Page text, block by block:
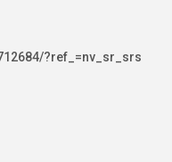
?ref_=nv_sr_srs